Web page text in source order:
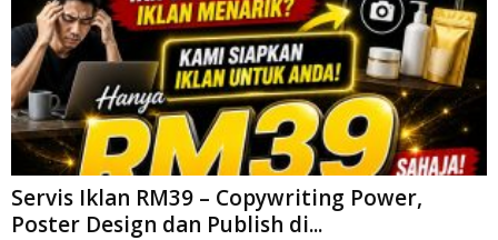
Servis Iklan RM39 – Copywriting Power,
Poster Design dan Publish di...